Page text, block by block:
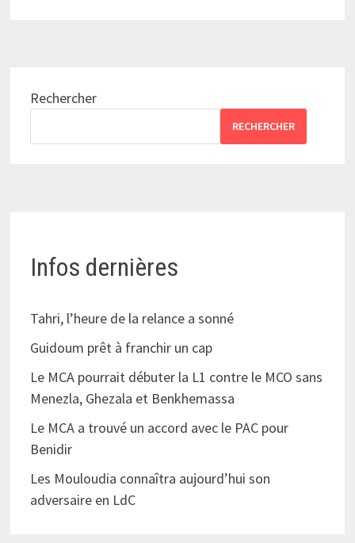
Rechercher
RECHERCHER
Infos dernières
Tahri, l’heure de la relance a sonné
Guidoum prêt à franchir un cap
Le MCA pourrait débuter la L1 contre le MCO sans
Menezla, Ghezala et Benkhemassa
Le MCA a trouvé un accord avec le PAC pour
Benidir
Les Mouloudia connaîtra aujourd’hui son
adversaire en LdC